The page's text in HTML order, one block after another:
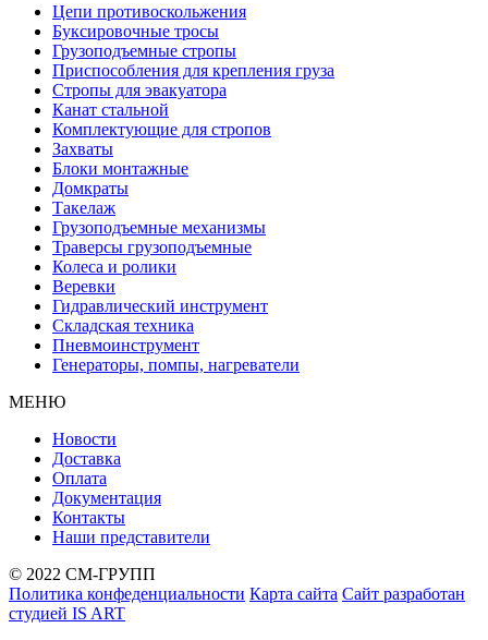
Цепи противоскольжения
Буксировочные тросы
Грузоподъемные стропы
Приспособления для крепления груза
Стропы для эвакуатора
Канат стальной
Комплектующие для стропов
Захваты
Блоки монтажные
Домкраты
Такелаж
Грузоподъемные механизмы
Траверсы грузоподъемные
Колеса и ролики
Веревки
Гидравлический инструмент
Складская техника
Пневмоинструмент
Генераторы, помпы, нагреватели
МЕНЮ
Новости
Доставка
Оплата
Документация
Контакты
Наши представители
© 2022 СМ-ГРУПП
Политика конфеденциальности Карта сайта Сайт разработан
студией IS ART